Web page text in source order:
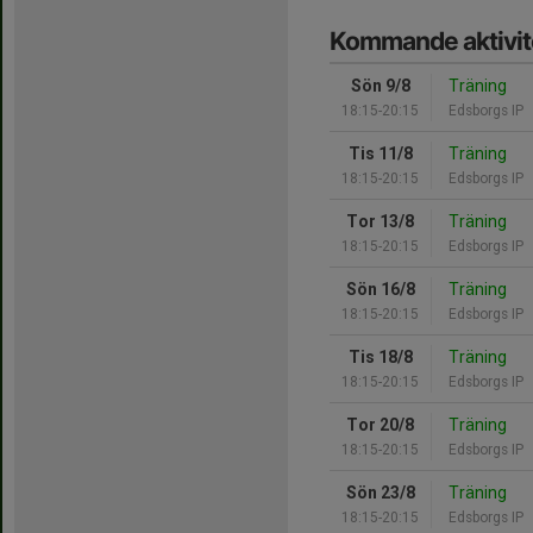
Kommande
Sön 9/8
18:15-20:15
Träning
Edsborgs IP
Tis 11/8
18:15-20:15
Träning
Edsborgs IP
Tor 13/8
18:15-20:15
Träning
Edsborgs IP
Sön 16/8
18:15-20:15
Träning
Edsborgs IP
Tis 18/8
18:15-20:15
Träning
Edsborgs IP
Tor 20/8
18:15-20:15
Träning
Edsborgs IP
Sön 23/8
18:15-20:15
Träning
Edsborgs IP